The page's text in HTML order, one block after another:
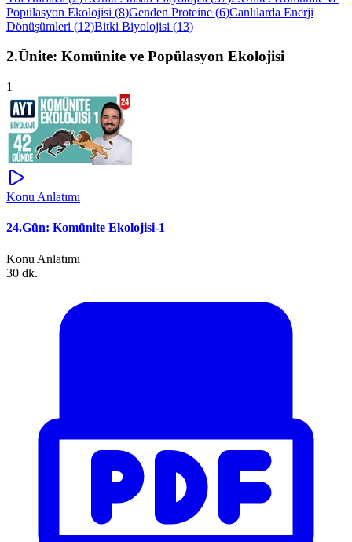
Popülasyon Ekolojisi (8)Genden Proteine (6)Canlılarda Enerji
Dönüşümleri (12)Bitki Biyolojisi (13)
2.Ünite: Komünite ve Popülasyon Ekolojisi
1
Konu Anlatımı
24.Gün: Komünite Ekolojisi-1
Konu Anlatımı
30 dk.